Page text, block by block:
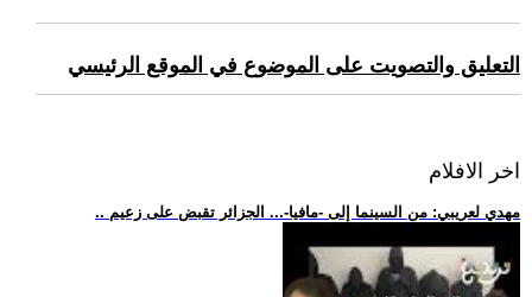
التعليق والتصويت على الموضوع في الموقع الرئيسي
اخر الافلام
.. مهدي لعريبي: من السينما إلى -مافيا-... الجزائر تقبض على زعيم